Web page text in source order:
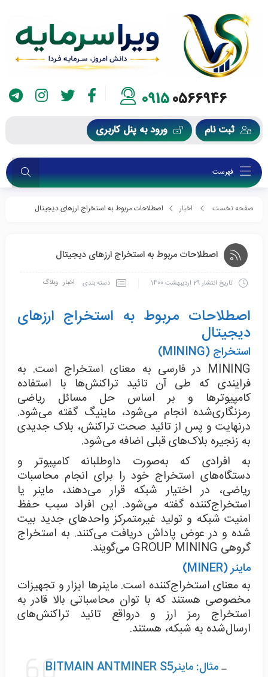
09150566946
ثبت نام ورود به پنل کاربری
فهرست
صفحه نخست اخبار اصطلاحات مربوط به استخراج ارزهای دیجیتال
اصطلاحات مربوط به استخراج ارزهای دیجیتال
تاریخ انتشار29 اردیبهشت 1400 دسته بندی اخبار وبلاگ
اصطلاحات مربوط به استخراج ارزهای
دیجیتال
استخراج (MINING)
MINING در فارسی به معنای استخراج است. به
فرایندی که طی آن تائید تراکنش‌ها با استفاده
کامپیوترها و بر اساس حل مسائل ریاضی
رمزنگاری‌شده انجام می‌شود، ماینیگ گفته می‌شود.
درنهایت و پس از تائید صحت تراکنش‌، بلاک جدیدی
به زنجیره بلاک‌های قبلی اضافه می‌شود.
به افرادی که به‌صورت داوطلبانه کامپیوتر و
دستگاه‌های استخراج خود را برای انجام محاسبات
ریاضی، در اختیار شبکه قرار می‌دهند، ماینر یا
استخراج‌کننده گفته می‌شود. این افراد سبب حفظ
امنیت شبکه و تولید غیرمتمرکز واحدهای جدید بیت
شده و در عوض پاداش دریافت می‌کنند. به استخراج
گروهی GROUP MINING می‌گویند.
ماینر (MINER)
به معنای استخراج‌کننده است. ماینرها ابزار و تجهیزات
مخصوصی هستند که با توان محاسباتی بالا قادر به
استخراج رمز ارز و درواقع تائید تراکنش‌های
ارسال‌شده به شبکه، هستند.
مثال: ماینرBITMAIN ANTMINER S5